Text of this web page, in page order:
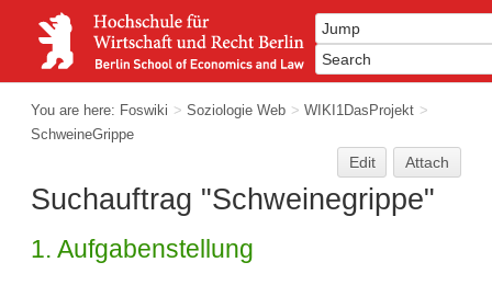
You are here: Foswiki > Soziologie Web > WIKI1DasProjekt >
SchweineGrippe
Edit Attach
Suchauftrag "Schweinegrippe"
1. Aufgabenstellung